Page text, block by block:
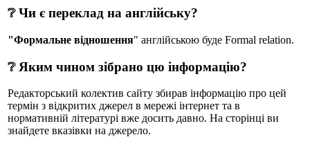
❔ Чи є переклад на англійську?
"Формальне відношення" англійською буде Formal relation.
❔ Яким чином зібрано цю інформацію?
Редакторський колектив сайту збирав інформацію про цей
термін з відкритих джерел в мережі інтернет та в
нормативній літературі вже досить давно. На сторінці ви
знайдете вказівки на джерело.